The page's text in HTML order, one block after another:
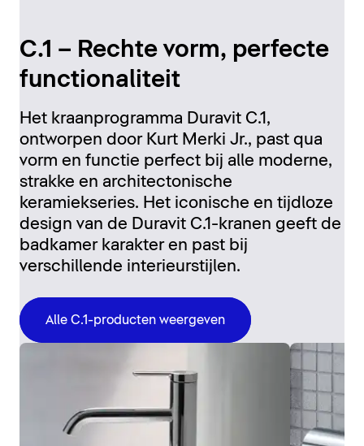
C.1 – Rechte vorm, perfecte
functionaliteit
Het kraanprogramma Duravit C.1,
ontworpen door Kurt Merki Jr., past qua
vorm en functie perfect bij alle moderne,
strakke en architectonische
keramiekseries. Het iconische en tijdloze
design van de Duravit C.1-kranen geeft de
badkamer karakter en past bij
verschillende interieurstijlen.
Alle C.1-producten weergeven